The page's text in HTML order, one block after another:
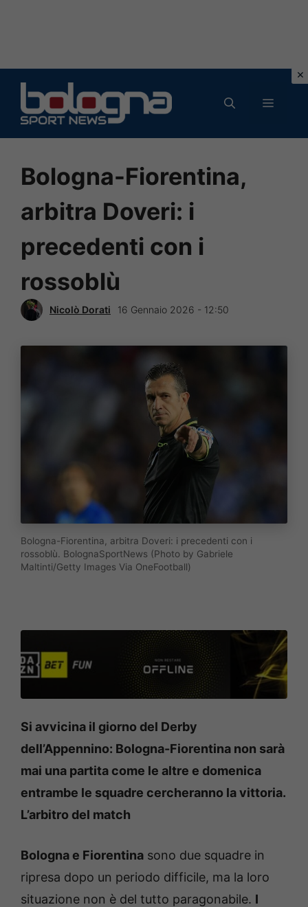
contenuto
MENU
Bologna-Fiorentina,
arbitra Doveri: i
precedenti con i
rossoblù
Nicolò Dorati 16 Gennaio 2026 - 12:50
Bologna-Fiorentina, arbitra Doveri: i precedenti con i
rossoblù. BolognaSportNews (Photo by Gabriele
Maltinti/Getty Images Via OneFootball)
Si avvicina il giorno del Derby
dell’Appennino: Bologna-Fiorentina non sarà
mai una partita come le altre e domenica
entrambe le squadre cercheranno la vittoria.
L’arbitro del match
Bologna e Fiorentina sono due squadre in
ripresa dopo un periodo difficile, ma la loro
situazione non è del tutto paragonabile. I